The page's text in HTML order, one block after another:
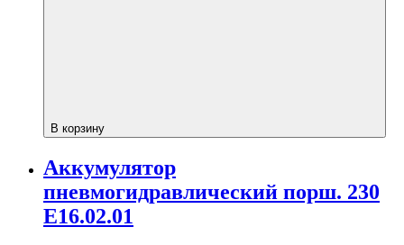
В корзину
Аккумулятор
пневмогидравлический порш. 230
E16.02.01